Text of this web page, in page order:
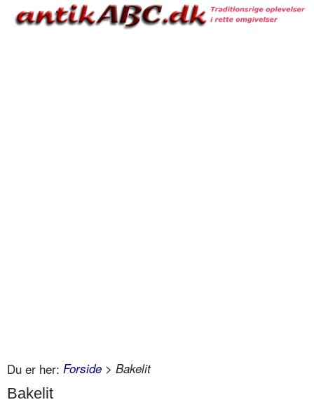
Du er her: Forside > Bakelit
Bakelit